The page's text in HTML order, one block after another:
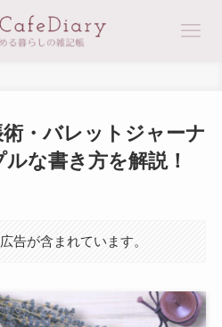
・バレットジャーナ
な書き方を解説！
告が含まれています。